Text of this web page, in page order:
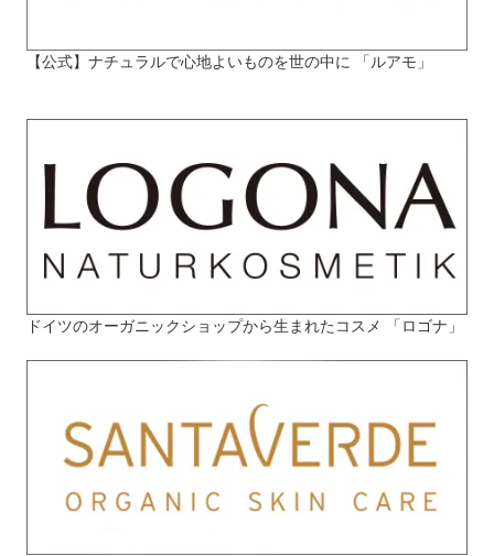
【公式】ナチュラルで心地よいものを世の中に 「ルアモ」
ドイツのオーガニックショップから生まれたコスメ 「ロゴナ」